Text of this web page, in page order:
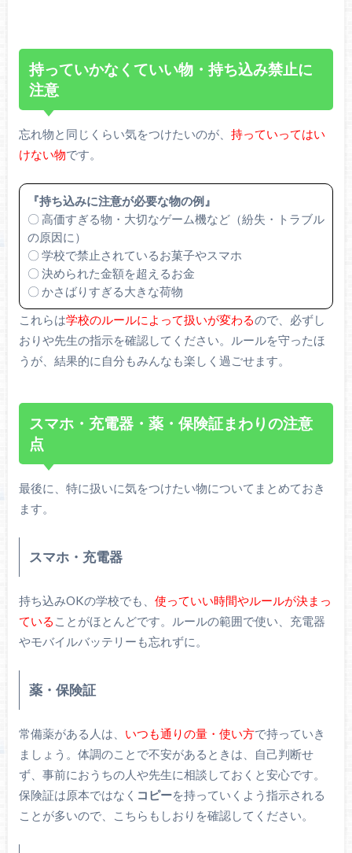
持っていかなくていい物・持ち込み禁止に
注意
忘れ物と同じくらい気をつけたいのが、 持っていってはい
けない物です。
『持ち込みに注意が必要な物の例』
〇 高価すぎる物・大切なゲーム機など（紛失・トラブル
の原因に）
〇 学校で禁止されているお菓子やスマホ
〇 決められた金額を超えるお金
〇 かさばりすぎる大きな荷物
これらは学校のルールによって扱いが変わるので、必ずし
おりや先生の指示を確認してください。ルールを守ったほ
うが、結果的に自分もみんなも楽しく過ごせます。
スマホ・充電器・薬・保険証まわりの注意
点
最後に、特に扱いに気をつけたい物についてまとめておき
ます。
スマホ・充電器
持ち込みOKの学校でも、 使っていい時間やルールが決まっ
ている ことがほとんどです。ルールの範囲で使い、充電器
やモバイルバッテリーも忘れずに。
薬・保険証
常備薬がある人は、 いつも通りの量・使い方で持っていき
ましょう。体調のことで不安があるときは、自己判断せ
ず、事前におうちの人や先生に相談しておくと安心です。
保険証は原本ではなく コピーを持っていくよう指示される
ことが多いので、こちらもしおりを確認してください。